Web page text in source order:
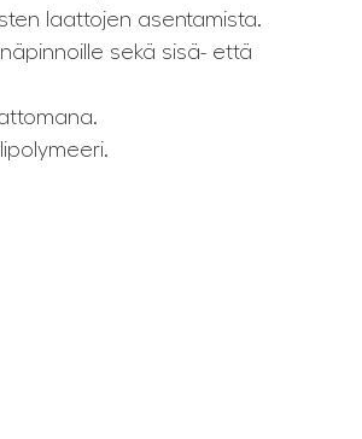
laattojen asentamista.
sekä sisä- että